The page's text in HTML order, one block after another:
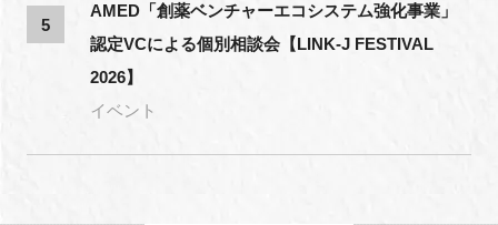
5
AMED「創薬ベンチャーエコシステム強化事業」
認定VCによる個別相談会【LINK-J FESTIVAL
2026】
イベント